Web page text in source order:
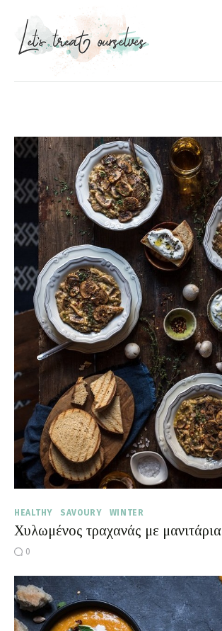
Portfolio
Services
Food photography tips
Επικοινωνία
Συνεργασίες
Moments of Mine
FAQ
HEALTHY SAVOURY WINTER
Χυλωμένος τραχανάς με μανιτάρια
0